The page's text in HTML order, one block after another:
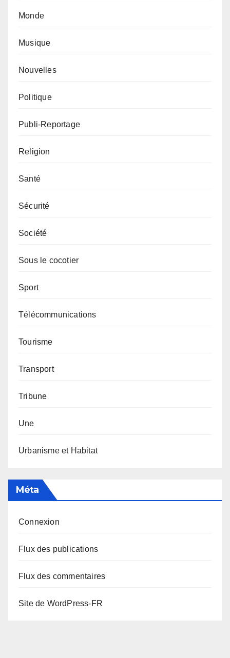
Monde
Musique
Nouvelles
Politique
Publi-Reportage
Religion
Santé
Sécurité
Société
Sous le cocotier
Sport
Télécommunications
Tourisme
Transport
Tribune
Une
Urbanisme et Habitat
Méta
Connexion
Flux des publications
Flux des commentaires
Site de WordPress-FR